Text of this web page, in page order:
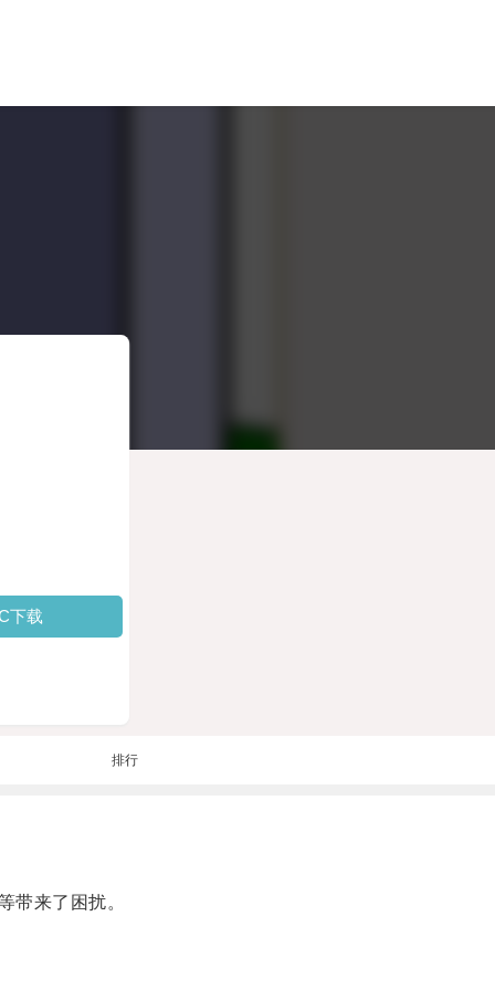
下载
排行
来了困扰。